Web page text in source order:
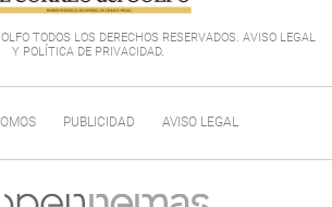
TODOS LOS DERECHOS RESERVADOS. AVISO LEGAL
Y POLÍTICA DE PRIVACIDAD.
PUBLICIDAD AVISO LEGAL